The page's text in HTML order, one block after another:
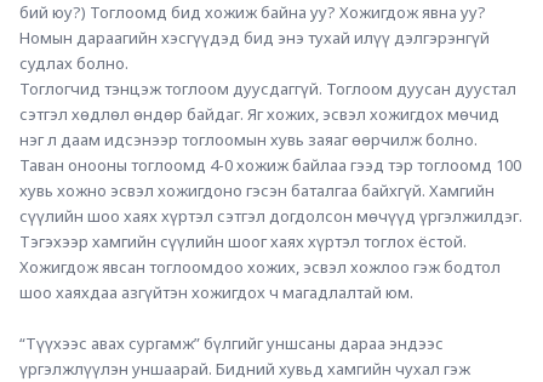
бий юу?) Тоглоомд бид хожиж байна уу? Хожигдож явна уу?
Номын дараагийн хэсгүүдэд бид энэ тухай илүү дэлгэрэнгүй
судлах болно.
Тоглогчид тэнцэж тоглоом дуусдаггүй. Тоглоом дуусан дуустал
сэтгэл хөдлөл өндөр байдаг. Яг хожих, эсвэл хожигдох мөчид
нэг л даам идсэнээр тоглоомын хувь заяаг өөрчилж болно.
Таван онооны тоглоомд 4-0 хожиж байлаа гээд тэр тоглоомд 100
хувь хожно эсвэл хожигдоно гэсэн баталгаа байхгүй. Хамгийн
сүүлийн шоо хаях хүртэл сэтгэл догдолсон мөчүүд үргэлжилдэг.
Тэгэхээр хамгийн сүүлийн шоог хаях хүртэл тоглох ёстой.
Хожигдож явсан тоглоомдоо хожих, эсвэл хожлоо гэж бодтол
шоо хаяхдаа азгүйтэн хожигдох ч магадлалтай юм.
“Түүхээс авах сургамж” бүлгийг уншсаны дараа эндээс
үргэлжлүүлэн уншаарай. Бидний хувьд хамгийн чухал гэж